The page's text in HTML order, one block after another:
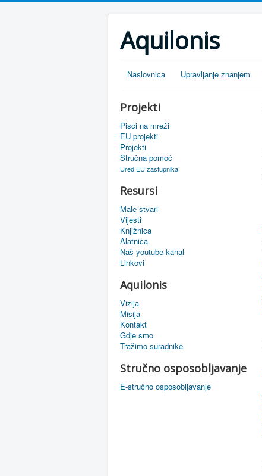
Aquilonis
Naslovnica Upravljanje znanjem
Projekti
Pisci na mreži
EU projekti
Projekti
Stručna pomoć
Ured EU zastupnika
Resursi
Male stvari
Vijesti
Knjižnica
Alatnica
Naš youtube kanal
Linkovi
Aquilonis
Vizija
Misija
Kontakt
Gdje smo
Tražimo suradnike
Stručno osposobljavanje
E-stručno osposobljavanje